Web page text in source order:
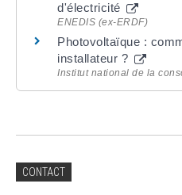
d'électricité
ENEDIS (ex-ERDF)
Photovoltaïque :
installateur ?
Institut national de la
CONTACT